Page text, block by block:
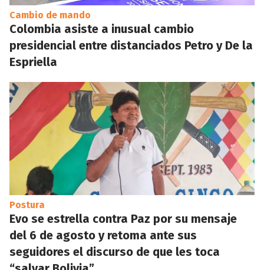
Cambio de mando
Colombia asiste a inusual cambio
presidencial entre distanciados Petro y De la
Espriella
Postura
Evo se estrella contra Paz por su mensaje
del 6 de agosto y retoma ante sus
seguidores el discurso de que les toca